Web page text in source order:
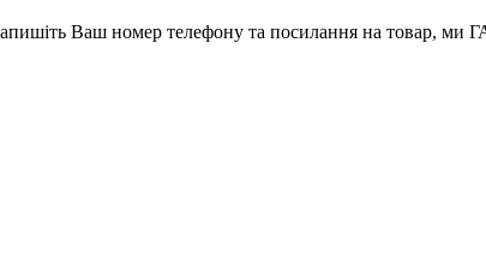
Ваш номер телефону та посилання на товар,